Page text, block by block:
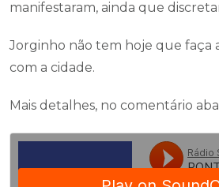
manifestaram, ainda que
Jorginho não tem hoje que faça
com a cidade.
Mais detalhes, no comentário